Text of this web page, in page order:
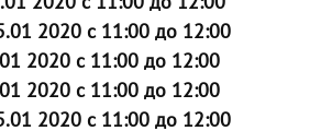
2020 с 11:00 до 12:00
2020 с 11:00 до 12:00
2020 с 11:00 до 12:00
2020 с 11:00 до 12:00